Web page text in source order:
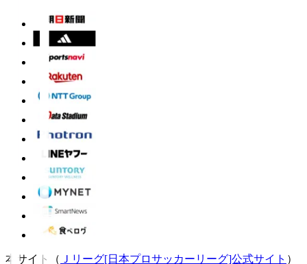
本サイト（ Ｊリーグ[日本プロサッカーリーグ]公式サイト ）